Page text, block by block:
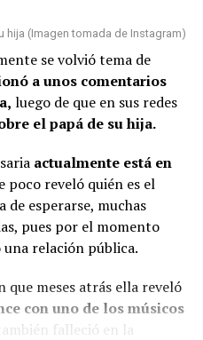
con lo que
♬ sonido original –
no pasaron por alto
cambios físicos
e le vio con una tonalidad
algunos usuarios
se habría realizado
y cuestionaron al
Se ve súper inyectada,
rostro”, comentaron.
señaló que veían
hija (Imagen tomada de Instagram)
se volvió tema de
a unos comentarios
luego de que en sus redes
el papá de su hija.
actualmente está en
poco reveló quién es el
de esperarse, muchas
pues por el momento
relación pública.
que meses atrás ella reveló
con uno de los músicos
falleció en la